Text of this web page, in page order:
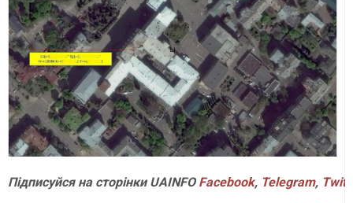
ПідписуйсянасторінкиUAINFO Facebook, Telegram,